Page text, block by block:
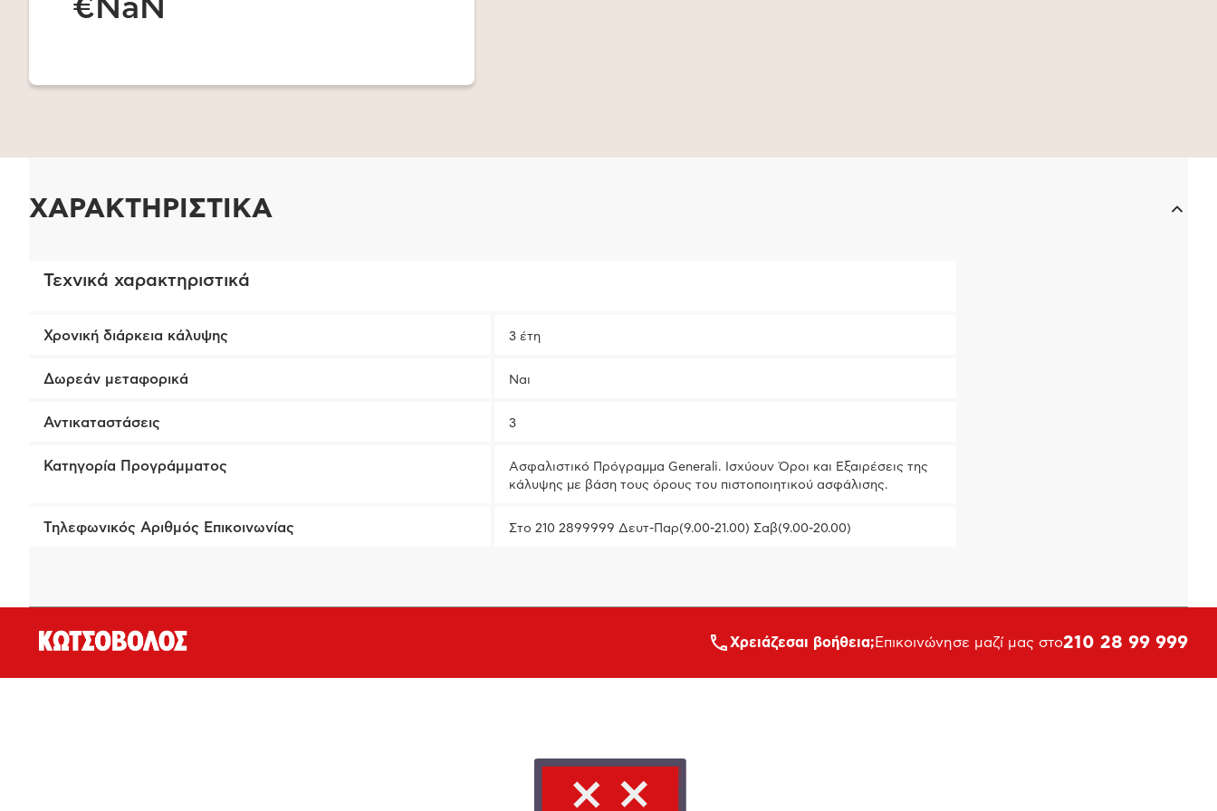
€NaN
ΧΑΡΑΚΤΗΡΙΣΤΙΚΑ
Τεχνικά χαρακτηριστικά
Χρονική διάρκεια κάλυψης 3 έτη
Δωρεάν μεταφορικά Ναι
Αντικαταστάσεις 3
Κατηγορία Προγράμματος
Ασφαλιστικό Πρόγραμμα Generali. Ισχύουν Όροι και Εξαιρέσεις της
κάλυψης με βάση τους όρους του πιστοποιητικού ασφάλισης.
Τηλεφωνικός Αριθμός Επικοινωνίας Στο 210 2899999 Δευτ-Παρ(9.00-21.00) Σαβ(9.00-20.00)
Xρειάζεσαι βοήθεια; Επικοινώνησε μαζί μας στο210 28 99 999